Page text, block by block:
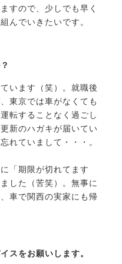
すので、少しでも早く
んでいきたいです。
います（笑）。就職後
東京では車がなくても
転することなく過ごし
新のハガキが届いてい
れていまして・・・。
「期限が切れてます
した（苦笑）。無事に
車で関西の実家にも帰
スをお願いします。